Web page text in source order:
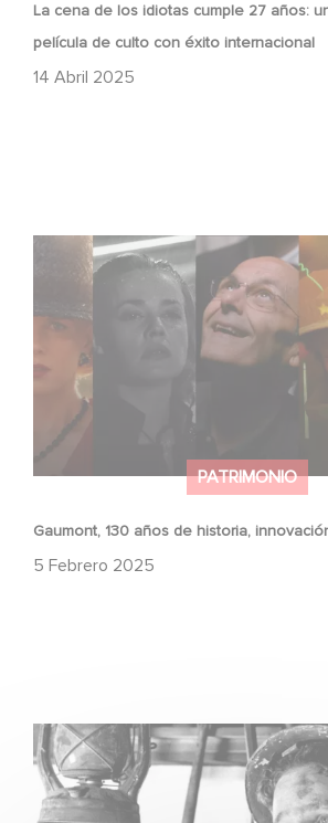
La cena de los idiotas cumple 27 años:
película de culto con éxito internacional
14 Abril 2025
PATRIMONIO
Gaumont, 130 años de historia,
5 Febrero 2025
Gaumont, 130 años de historia,
JOHNNY COGIÓ SU FUSIL ha sido
Cannes Classics 2024.